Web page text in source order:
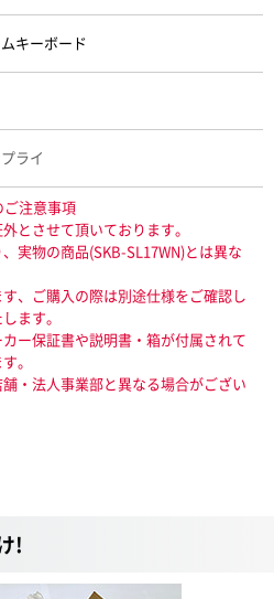
キーボード
ライ
ご注意事項
とさせて頂いております。
実物の商品(SKB-SL17WN)とは異な
、ご購入の際は別途仕様をご確認し
ます。
ー保証書や説明書・箱が付属されて
。
・法人事業部と異なる場合がござい
!